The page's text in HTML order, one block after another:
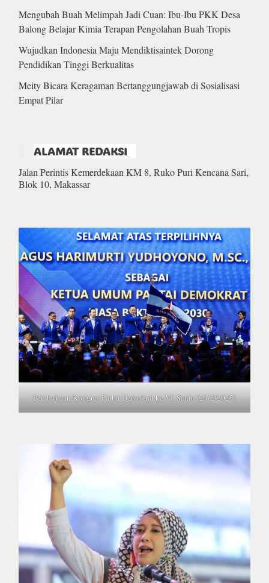
Mengubah Buah Melimpah Jadi Cuan: Ibu-Ibu PKK Desa
Balong Belajar Kimia Terapan Pengolahan Buah Tropis
Wujudkan Indonesia Maju Mendiktisaintek Dorong
Pendidikan Tinggi Berkualitas
Meity Bicara Keragaman Bertanggungjawab di Sosialisasi
Empat Pilar
ALAMAT REDAKSI
Jalan Perintis Kemerdekaan KM 8, Ruko Puri Kencana Sari,
Blok 10, Makassar
Pembukaan Kongres Partai Demokrat ke VI, Senin (24/2/2025)